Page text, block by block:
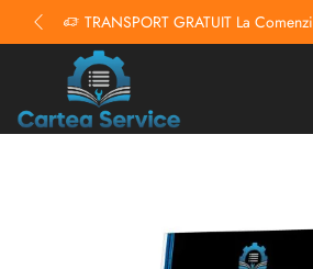
TRANSPORT GRATUIT La